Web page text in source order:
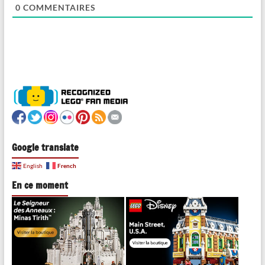
0 COMMENTAIRES
Google translate
English French
En ce moment